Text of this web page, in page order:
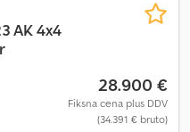
AK 4x4
28.900 €
Fiksna cena plus DDV
(34.391 € bruto)